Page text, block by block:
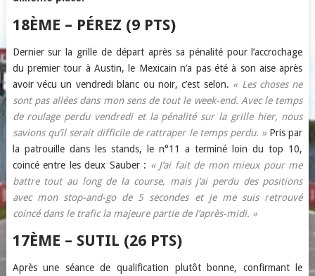
18ÈME – PÉREZ (9 PTS)
Dernier sur la grille de départ après sa pénalité pour l’accrochage
du premier tour à Austin, le Mexicain n’a pas été à son aise après
avoir vécu un vendredi blanc ou noir, c’est selon. « Les choses ne
sont pas allées dans mon sens de tout le week-end. Avec le temps
de roulage perdu vendredi et la pénalité sur la grille hier, nous
savions qu’il serait difficile de rattraper le temps perdu. » Pris par
la patrouille dans les stands, le n°11 a terminé loin du top 10,
coincé entre les deux Sauber : « J’ai fait de mon mieux pour me
battre tout au long de la course, mais j’ai perdu des positions
avec mon stop-and-go de 5 secondes et je me suis retrouvé
coincé dans le trafic la majeure partie de l’après-midi. »
17ÈME – SUTIL (26 PTS)
Après une séance de qualification plutôt bonne, confirmant le